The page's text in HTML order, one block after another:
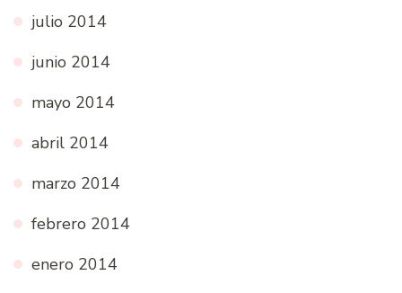
julio 2014
junio 2014
mayo 2014
abril 2014
marzo 2014
febrero 2014
enero 2014